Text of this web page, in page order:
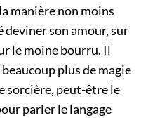
manière non moins
son amour, sur
le moine bourru. Il
plus de magie
sorcière, peut-être le
parler le langage